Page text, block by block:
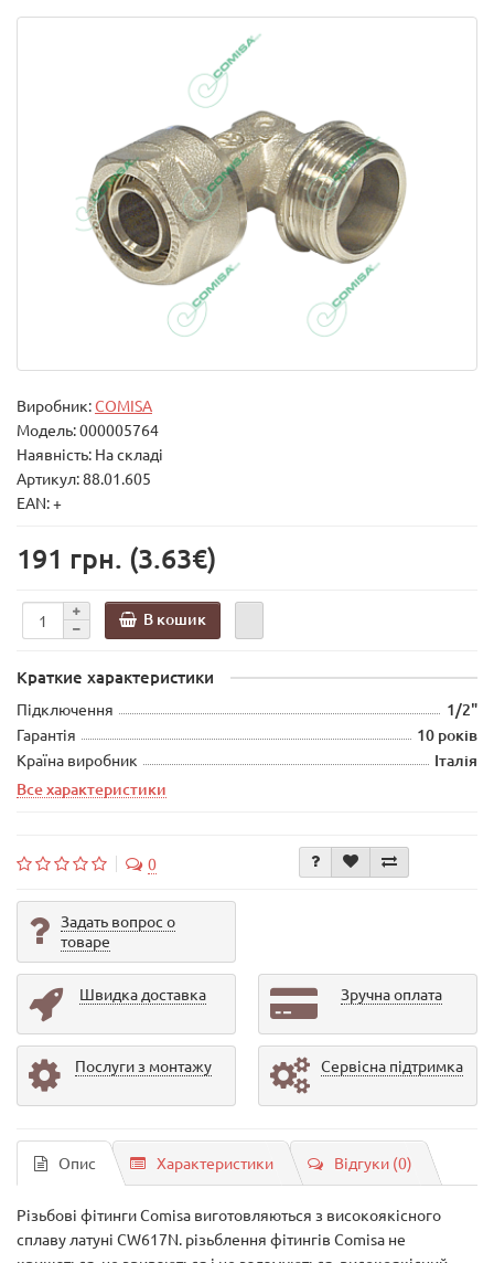
Виробник:COMISA
Модель:000005764
Наявність: На складі
Артикул: 88.01.605
EAN: +
191 грн. (3.63€)
В кошик
Краткие характеристики
Підключення 1/2"
Гарантія 10 років
Країна виробник
Італія
Все характеристики
0
Задать вопрос о
товаре
Швидка доставка Зручна оплата
Послуги з монтажу Сервісна підтримка
Опис Характеристики Відгуки (0)
Різьбові фітинги Comisa виготовляються з високоякісного
сплаву латуні CW617N. різьблення фітингів Comisa не